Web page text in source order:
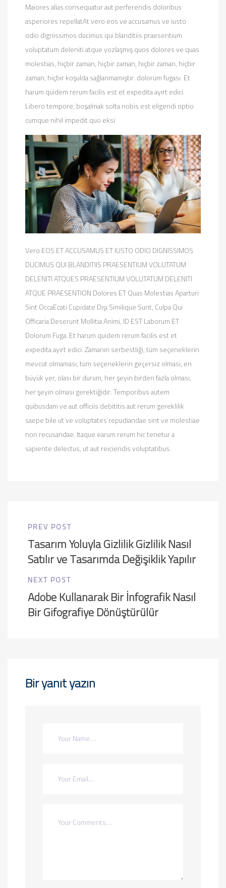
Maiores alias consequatur aut perferendis doloribus
asperiores repellatAt vero eos ve accusamus ve iusto
odio dignissimos ducimus qui blanditiis praesentium
voluptatum deleniti atque yozlaşmış quos dolores ve quas
molestias, hiçbir zaman, hiçbir zaman, hiçbir zaman, hiçbir
zaman, hiçbir koşulda sağlanmamıştır. dolorum fugası. Et
harum quidem rerum facilis est et expedita ayırt edici.
Libero tempore, boşalmak solta nobis est eligendi optio
cumque nihil impedit quo eksi
Vero EOS ET ACCUSAMUS ET IUSTO ODIO DIGNISSIMOS
DUCIMUS QUI BLANDITIIS PRAESENTIUM VOLUTATUM
DELENITI ATQUES PRAESENTIUM VOLUTATUM DELENITI
ATQUE PRAESENTION Dolores ET Quas Molestias Aparturi
Sint OccaEcati Cupidate Dışı Similique Sunt, Culpa Qui
Officaria Deserunt Mollitia Animi, ID EST Laborum ET
Dolorum Fuga. Et harum quidem rerum facilis est et
expedita ayırt edici. Zamanın serbestliği, tüm seçeneklerin
mevcut olmaması, tüm seçeneklerin geçersiz olması, en
büyük yer, olası bir durum, her şeyin birden fazla olması,
her şeyin olması gerektiğidir. Temporibus autem
quibusdam ve aut officiis debititis aut rerum gereklilik
saepe bile ut ve voluptates repudiandae sint ve molestiae
non recusandae. Itaque earum rerum hic tenetur a
sapiente delectus, ut aut reiciendis voluptatibus.
PREV POST
Tasarım Yoluyla Gizlilik Gizlilik Nasıl
Satılır ve Tasarımda Değişiklik Yapılır
NEXT POST
Adobe Kullanarak Bir İnfografik Nasıl
Bir Gifografiye Dönüştürülür
Bir yanıt yazın